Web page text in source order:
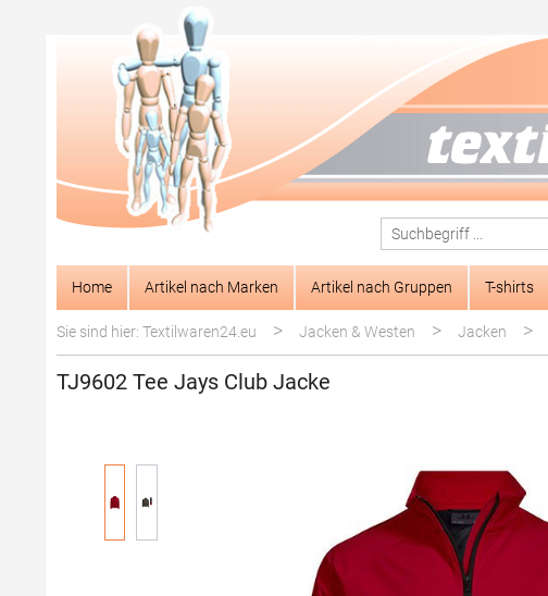
Zur Hauptnavigation springen
Home Artikel nach Marken Artikel nach Gruppen T-shirts
Sie sind hier: Textilwaren24.eu > Jacken & Westen > Jacken >
TJ9602 Tee Jays Club Jacke